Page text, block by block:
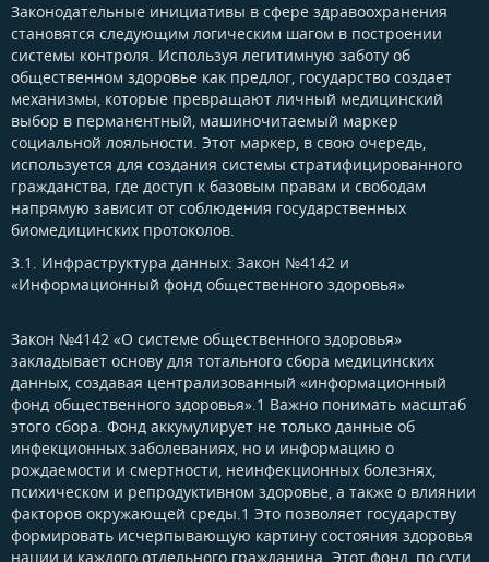
Законодательные инициативы в сфере здравоохранения
становятся следующим логическим шагом в построении
системы контроля. Используя легитимную заботу об
общественном здоровье как предлог, государство создает
механизмы, которые превращают личный медицинский
выбор в перманентный, машиночитаемый маркер
социальной лояльности. Этот маркер, в свою очередь,
используется для создания системы стратифицированного
гражданства, где доступ к базовым правам и свободам
напрямую зависит от соблюдения государственных
биомедицинских протоколов.
3.1. Инфраструктура данных: Закон №4142 и
«Информационный фонд общественного здоровья»​
Закон №4142 «О системе общественного здоровья»
закладывает основу для тотального сбора медицинских
данных, создавая централизованный «информационный
фонд общественного здоровья».1 Важно понимать масштаб
этого сбора. Фонд аккумулирует не только данные об
инфекционных заболеваниях, но и информацию о
рождаемости и смертности, неинфекционных болезнях,
психическом и репродуктивном здоровье, а также о влиянии
факторов окружающей среды.1 Это позволяет государству
формировать исчерпывающую картину состояния здоровья
нации и каждого отдельного гражданина. Этот фонд, по сути,